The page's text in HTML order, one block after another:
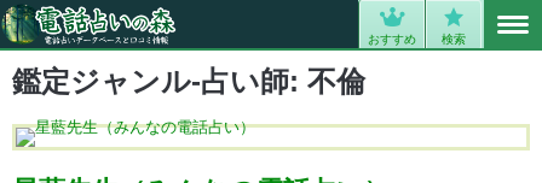
おすすめ 検索
鑑定ジャンル-占い師: 不倫